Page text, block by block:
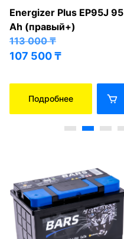
Energizer Plus EP95J 95
Ah (правый+)
113 000₸
107 500₸
Подробнее